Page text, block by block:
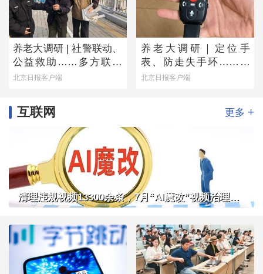
养老大调研 | 社警联动、
公益救助……多方联手
撑起防走失网络
北京日报客户端
养老大调研｜定位手
表、防走失手环……老
人为何不愿用？
北京日报客户端
互联网 更多 +
清理违规视频13300余条，7月“AI魔改”视频治理成果公布